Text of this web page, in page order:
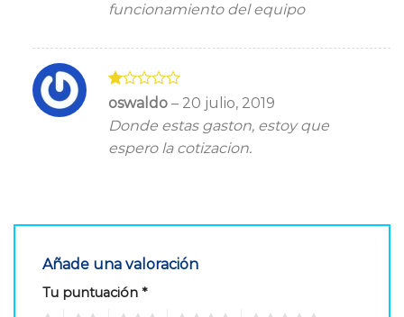
funcionamiento del equipo
Valorado
1
de
5
oswaldo – 20 julio, 2019
Donde estas gaston, estoy que
espero la cotizacion.
Añade una valoración
Tu puntuación *